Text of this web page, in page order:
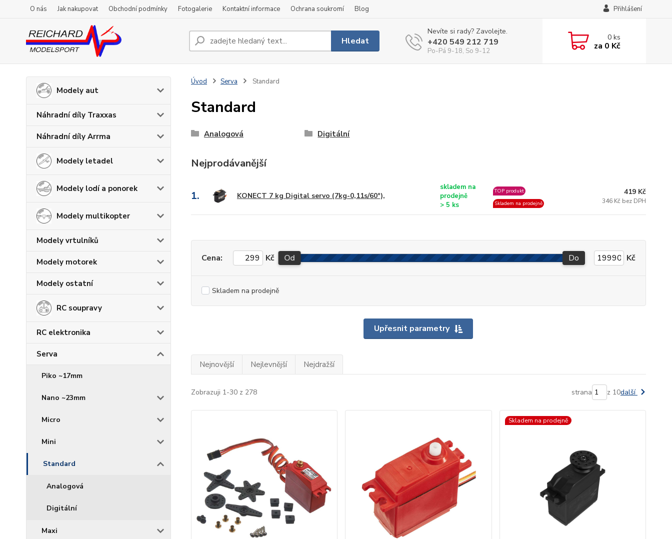
O nás Jak nakupovat Obchodní podmínky Fotogalerie Kontaktní informace Ochrana soukromí Blog Přihlášení
Hledat
Nevíte si rady? Zavolejte.
+420 549 212 719
Po-Pá 9-18, So 9-12
0ks
za 0 Kč
Modely aut
Náhradní díly Traxxas
Náhradní díly Arrma
Modely letadel
Modely lodí a ponorek
Modely multikopter
Modely vrtulníků
Modely motorek
Modely ostatní
RC soupravy
RC elektronika
Serva
Piko ~17mm
Nano ~23mm
Micro
Mini
Standard
Analogová
Digitální
Maxi
Úvod Serva Standard
Standard
Analogová Digitální
Nejprodávanější
1. KONECT 7 kg Digital servo (7kg-0,11s/60°),
skladem na
prodejně
> 5 ks
TOP produkt
Skladem na prodejně
419 Kč
346 Kč bez DPH
Upřesnit parametry
Cena: Kč Od Do Kč
Skladem na prodejně
Nejnovější Nejlevnější Nejdražší
Zobrazuji 1-30 z 278 strana z 10další
Skladem na prodejně